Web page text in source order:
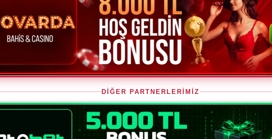
DİĞER PARTNERLERİMİZ